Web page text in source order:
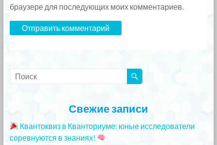
браузере для последующих моих комментариев.
Свежие записи
Квантоквиз в Кванториуме: юные исследователи
соревнуются в знаниях!